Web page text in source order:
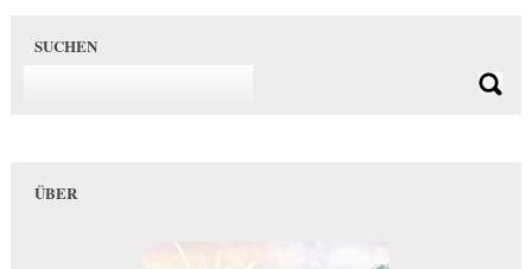
SUCHEN
ÜBER